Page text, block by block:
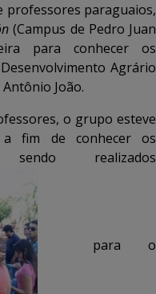
professores paraguaios,
(Campus de Pedro Juan
para conhecer os
Agrário
João.
o grupo esteve
a fim de conhecer os
realizados
para o